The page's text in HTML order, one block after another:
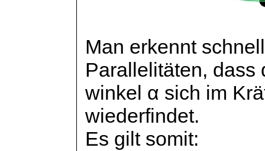
Man erkennt
Parallelitäten, dass
winkel α sich im
wiederfindet.
Es gilt somit: